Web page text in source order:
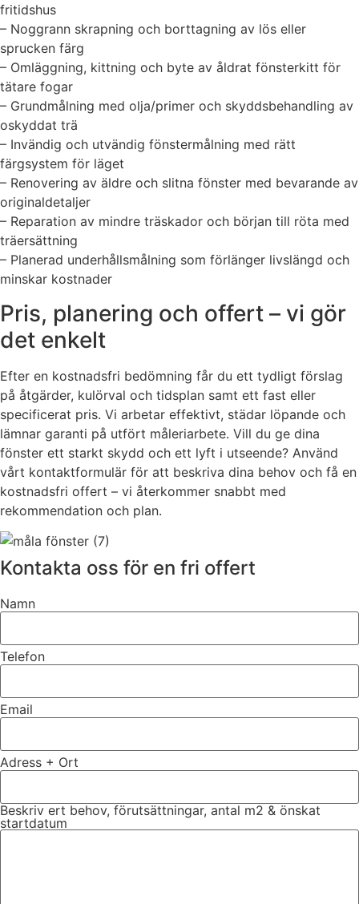
fritidshus
– Noggrann skrapning och borttagning av lös eller
sprucken färg
– Omläggning, kittning och byte av åldrat fönsterkitt för
tätare fogar
– Grundmålning med olja/primer och skyddsbehandling av
oskyddat trä
– Invändig och utvändig fönstermålning med rätt
färgsystem för läget
– Renovering av äldre och slitna fönster med bevarande av
originaldetaljer
– Reparation av mindre träskador och början till röta med
träersättning
– Planerad underhållsmålning som förlänger livslängd och
minskar kostnader
Pris, planering och offert – vi gör
det enkelt
Efter en kostnadsfri bedömning får du ett tydligt förslag
på åtgärder, kulörval och tidsplan samt ett fast eller
specificerat pris. Vi arbetar effektivt, städar löpande och
lämnar garanti på utfört måleriarbete. Vill du ge dina
fönster ett starkt skydd och ett lyft i utseende? Använd
vårt kontaktformulär för att beskriva dina behov och få en
kostnadsfri offert – vi återkommer snabbt med
rekommendation och plan.
Kontakta oss för en fri offert
Namn
Telefon
Email
Adress + Ort
Beskriv ert behov, förutsättningar, antal m2 & önskat
startdatum